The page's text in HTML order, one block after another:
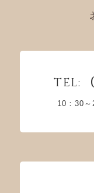
TEL:
10：30